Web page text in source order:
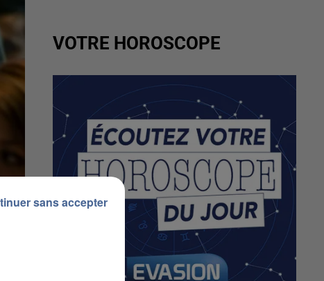
VOTRE HOROSCOPE
sans accepter